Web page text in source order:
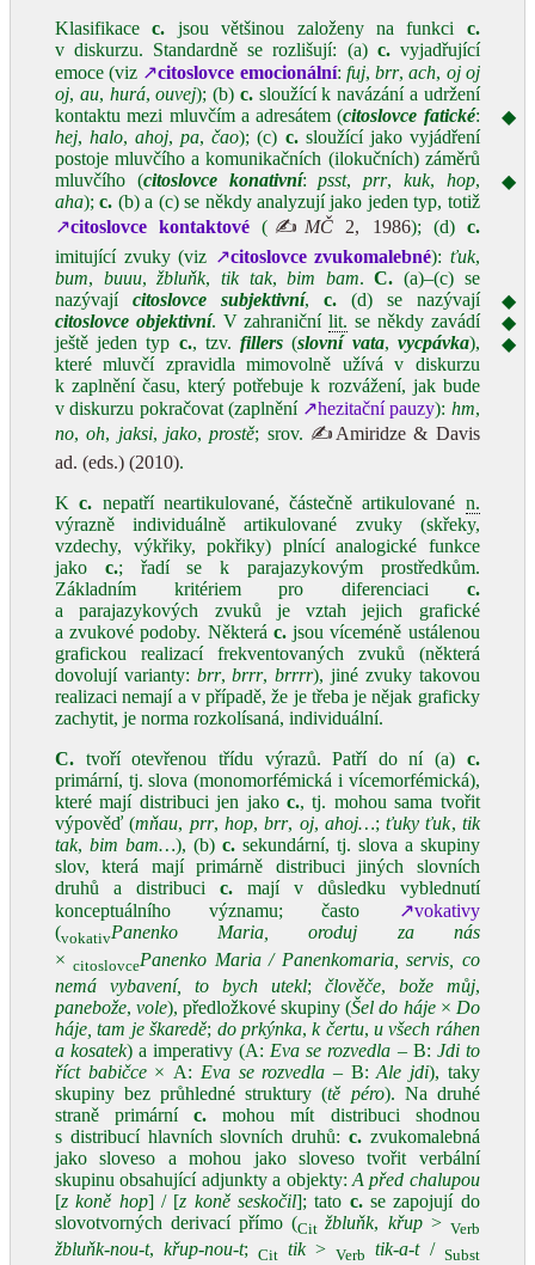
Klasifikacec. jsou většinou založeny na funkci c.
v diskurzu. Standardně se rozlišují: (a) c.vyjadřující
emoce (viz ↗citoslovce emocionální: fuj,brr,ach, oj oj
oj, au, hurá,ouvej); (b) c.sloužící k navázání a udržení
kontaktu mezi mluvčím a adresátem (citoslovce fatické:
hej,halo,ahoj,pa,čao); (c) c.sloužící jako vyjádření
postoje mluvčího a komunikačních (ilokučních) záměrů
mluvčího (citoslovce konativní:psst,prr, kuk, hop,
aha);c. (b) a (c) se někdy analyzují jako jeden typ, totiž
↗citoslovce kontaktové ( ✍ MČ 2, 1986); (d) c.
imitující zvuky (viz ↗citoslovce zvukomalebné): ťuk,
bum, buuu,žbluňk, tik tak,bim bam.C. (a)–(c) se
nazývají citoslovce subjektivní, c.(d) se nazývají
citoslovce objektivní. V zahraničnílit. se někdy zavádí
ještě jeden typ c., tzv.fillers (slovní vata, vycpávka),
které mluvčí zpravidla mimovolně užívá v diskurzu
k zaplnění času, který potřebuje k rozvážení, jak bude
v diskurzu pokračovat (zaplnění ↗hezitační pauzy): hm,
no,oh, jaksi, jako,prostě; srov. ✍Amiridze & Davis
ad. (eds.) (2010).
Kc. nepatří neartikulované, částečně artikulované n.
výrazně individuálně artikulované zvuky (skřeky,
vzdechy, výkřiky, pokřiky) plnící analogické funkce
jako c.; řadí se k parajazykovým prostředkům.
Základním kritériem pro diferenciaci c.
a parajazykových zvuků je vztah jejich grafické
a zvukové podoby. Některá c. jsou víceméně ustálenou
grafickou realizací frekventovaných zvuků (některá
dovolují varianty: brr,brrr,brrrr), jiné zvuky takovou
realizaci nemají a v případě, že je třeba je nějak graficky
zachytit, je norma rozkolísaná, individuální.
C. tvoří otevřenou třídu výrazů. Patří do ní (a) c.
primární, tj. slova (monomorfémická i vícemorfémická),
které mají distribuci jen jakoc., tj. mohou sama tvořit
výpověď (mňau, prr, hop,brr, oj, ahoj…;ťuky ťuk, tik
tak, bim bam…), (b) c.sekundární, tj. slova a skupiny
slov, která mají primárně distribuci jiných slovních
druhů a distribuci c.mají v důsledku vyblednutí
konceptuálního významu; často
↗vokativy
(vokativPanenko Maria, oroduj za nás
× citoslovcePanenko Maria / Panenkomaria, servis, co
nemá vybavení, to bych utekl; člověče, bože můj,
panebože,vole), předložkové skupiny (Šel do háje× Do
háje, tam je škaredě; do prkýnka,k čertu, u všech ráhen
a kosatek) a imperativy (A: Eva se rozvedla – B: Jdi to
říct babičce× A: Eva se rozvedla – B:Ale jdi), taky
skupiny bez průhledné struktury (tě péro). Na druhé
straně primárníc. mohou mít distribuci shodnou
s distribucí hlavních slovních druhů: c.zvukomalebná
jako sloveso a mohou jako sloveso tvořit verbální
skupinu obsahující adjunkty a objekty: A před chalupou
[z koně hop] / [z koně seskočil]; tato c.se zapojují do
slovotvorných derivací přímo (Citžbluňk, křup> Verb
žbluňk‑nou‑t,křup‑nou-t;Cit tik>Verb tik‑a‑t/ Subst
◆
◆
◆
◆
◆